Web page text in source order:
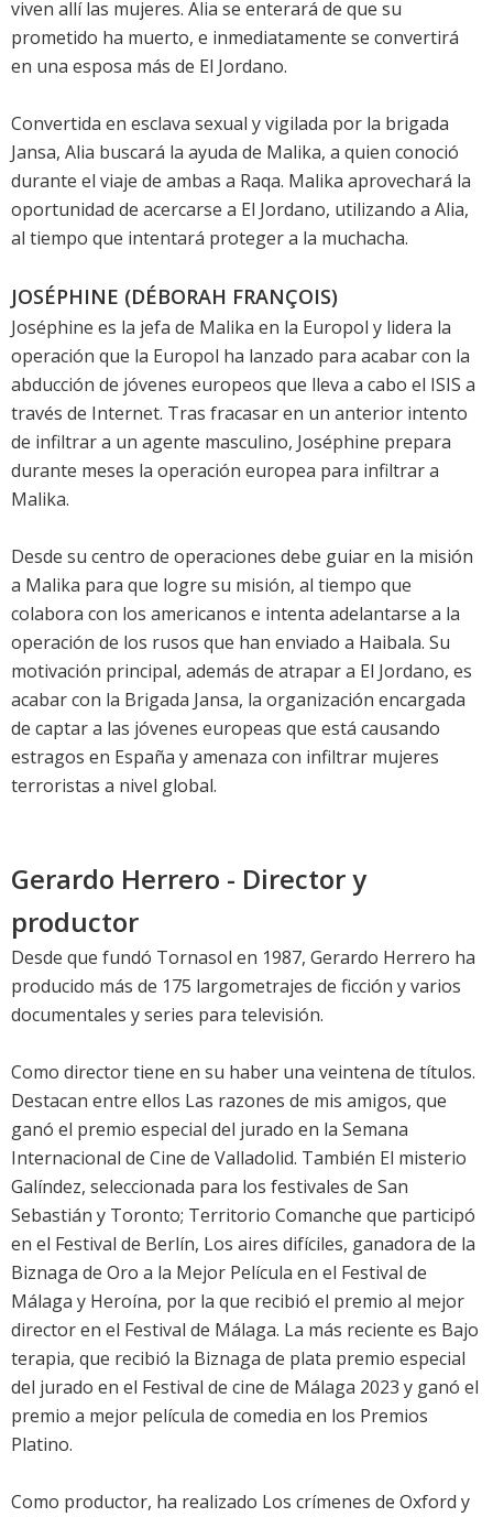
viven allí las mujeres. Alia se enterará de que su
prometido ha muerto, e inmediatamente se convertirá
en una esposa más de El Jordano.
Convertida en esclava sexual y vigilada por la brigada
Jansa, Alia buscará la ayuda de Malika, a quien conoció
durante el viaje de ambas a Raqa. Malika aprovechará la
oportunidad de acercarse a El Jordano, utilizando a Alia,
al tiempo que intentará proteger a la muchacha.
JOSÉPHINE (DÉBORAH FRANÇOIS)
Joséphine es la jefa de Malika en la Europol y lidera la
operación que la Europol ha lanzado para acabar con la
abducción de jóvenes europeos que lleva a cabo el ISIS a
través de Internet. Tras fracasar en un anterior intento
de infiltrar a un agente masculino, Joséphine prepara
durante meses la operación europea para infiltrar a
Malika.
Desde su centro de operaciones debe guiar en la misión
a Malika para que logre su misión, al tiempo que
colabora con los americanos e intenta adelantarse a la
operación de los rusos que han enviado a Haibala. Su
motivación principal, además de atrapar a El Jordano, es
acabar con la Brigada Jansa, la organización encargada
de captar a las jóvenes europeas que está causando
estragos en España y amenaza con infiltrar mujeres
terroristas a nivel global.
Gerardo Herrero - Director y
productor
Desde que fundó Tornasol en 1987, Gerardo Herrero ha
producido más de 175 largometrajes de ficción y varios
documentales y series para televisión.
Como director tiene en su haber una veintena de títulos.
Destacan entre ellos Las razones de mis amigos, que
ganó el premio especial del jurado en la Semana
Internacional de Cine de Valladolid. También El misterio
Galíndez, seleccionada para los festivales de San
Sebastián y Toronto; Territorio Comanche que participó
en el Festival de Berlín, Los aires difíciles, ganadora de la
Biznaga de Oro a la Mejor Película en el Festival de
Málaga y Heroína, por la que recibió el premio al mejor
director en el Festival de Málaga. La más reciente es Bajo
terapia, que recibió la Biznaga de plata premio especial
del jurado en el Festival de cine de Málaga 2023 y ganó el
premio a mejor película de comedia en los Premios
Platino.
Como productor, ha realizado Los crímenes de Oxford y